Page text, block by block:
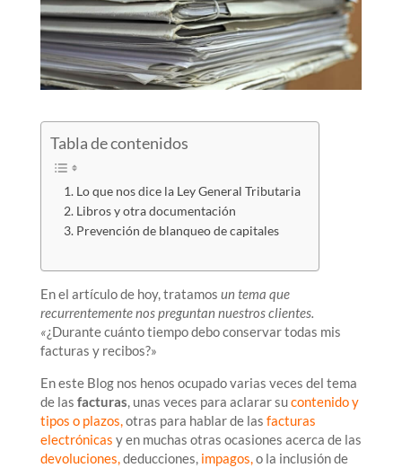
Tabla de contenidos
Lo que nos dice la Ley General Tributaria
Libros y otra documentación
Prevención de blanqueo de capitales
En el artículo de hoy, tratamos un tema que
recurrentemente nos preguntan nuestros clientes.
«¿Durante cuánto tiempo debo conservar todas mis
facturas y recibos?»
En este Blog nos henos ocupado varias veces del tema
de las facturas, unas veces para aclarar sucontenido y
tipos o plazos,otras para hablar de las facturas
electrónicas y en muchas otras ocasiones acerca de las
devoluciones,deducciones, impagos,o la inclusión de